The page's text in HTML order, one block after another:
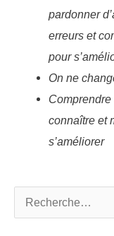
pardonner
erreurs et
pour
On ne
connaître et
s’améliorer
e